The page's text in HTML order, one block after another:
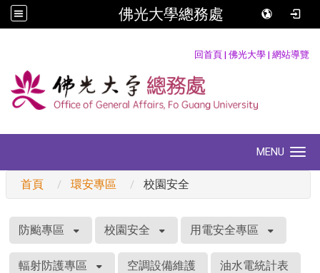
佛光大學總務處
回首頁 | 佛光大學 | 網站導覽
MENU
首頁 環安專區 校園安全
防颱專區 校園安全 用電安全專區
輻射防護專區 空調設備維護 油水電統計表